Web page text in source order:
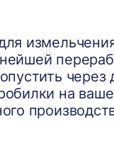
на